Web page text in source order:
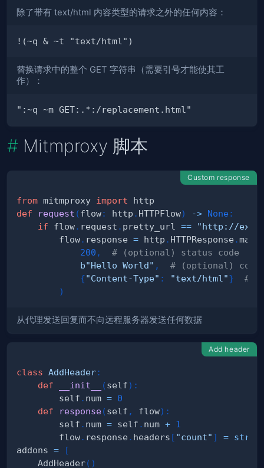
除了带有 text/html 内容类型的请求之外的任何内容：
替换请求中的整个 GET 字符串（需要引号才能使其工
作）：
Mitmproxy 脚本
Custom response
from mitmproxy import
def
request (flow: http . HTTPFlow) -> None :
if flow. request . pretty_url ==
"http://
        flow
. response = http . HTTPResponse .make
200 ,
# (optional) status code
b"Hello World" ,
# (optional)
{"Content-Type" : "text/html"}
#
)
从代理发送回复而不向远程服务器发送任何数据
Add header
class AddHeader:
def
__init__ (self) :
        self
. num = 0
def
response(self , flow) :
        self
. num = self . num + 1
        flow
. response . headers [ "count" ] = str
addons =
[
    AddHeader
( )